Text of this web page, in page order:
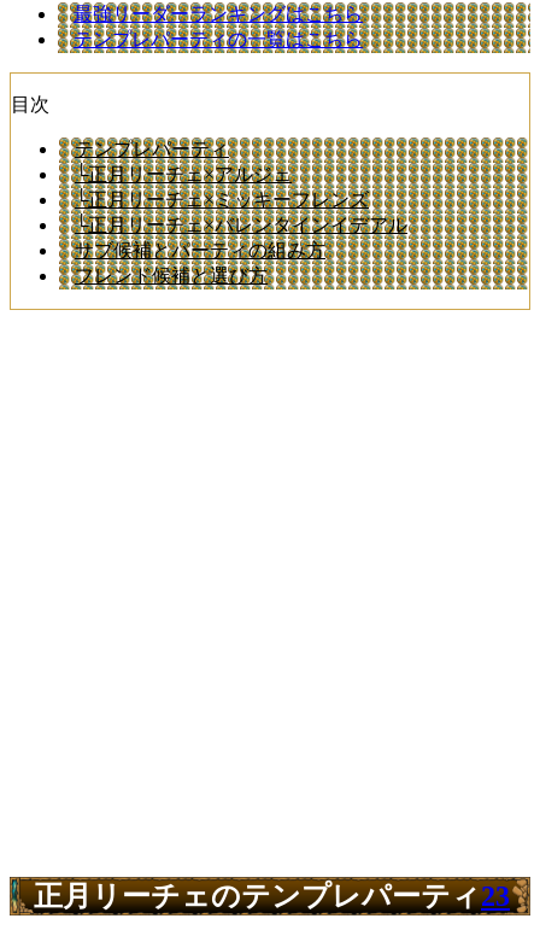
最強リーダーランキングはこちら
テンプレパーティの一覧はこちら
目次
テンプレパーティ
└正月リーチェ×アルジェ
└正月リーチェ×ミッキーフレンズ
└正月リーチェ×バレンタインイデアル
サブ候補とパーティの組み方
フレンド候補と選び方
正月リーチェのテンプレパーティ23